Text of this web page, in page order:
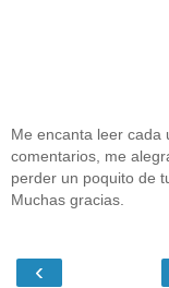
Me encanta leer cada
comentarios, me
perder un poquito de
Muchas gracias.
‹